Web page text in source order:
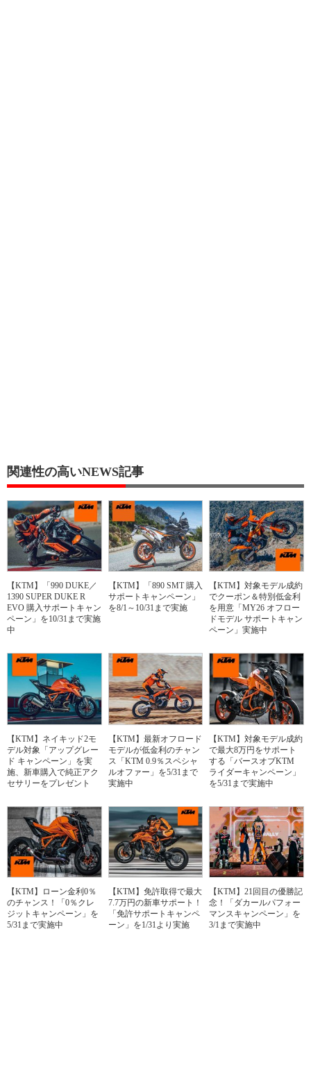
関連性の高いNEWS記事
【KTM】「990 DUKE／
1390 SUPER DUKE R
EVO 購入サポートキャン
ペーン」を10/31まで実施
中
【KTM】「890 SMT 購入
サポートキャンペーン」
を8/1～10/31まで実施
【KTM】対象モデル成約
でクーポン＆特別低金利
を用意「MY26 オフロー
ドモデル サポートキャン
ペーン」実施中
【KTM】ネイキッド2モ
デル対象「アップグレー
ド キャンペーン」を実
施、新車購入で純正アク
セサリーをプレゼント
【KTM】最新オフロード
モデルが低金利のチャン
ス「KTM 0.9％スペシャ
ルオファー」を5/31まで
実施中
【KTM】対象モデル成約
で最大8万円をサポート
する「バースオブKTM
ライダーキャンペーン」
を5/31まで実施中
【KTM】ローン金利0％
のチャンス！「0％クレ
ジットキャンペーン」を
5/31まで実施中
【KTM】免許取得で最大
7.7万円の新車サポート！
「免許サポートキャンペ
ーン」を1/31より実施
【KTM】21回目の優勝記
念！「ダカールパフォー
マンスキャンペーン」を
3/1まで実施中